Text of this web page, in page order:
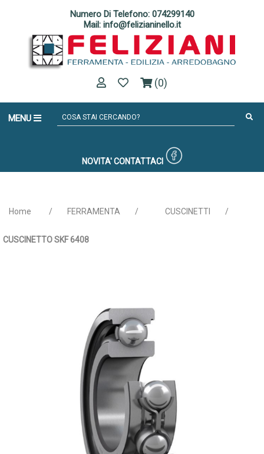
Numero Di Telefono: 074299140
Mail: info@felizianinello.it
(0)
MENU
NOVITA' CONTATTACI
Home / FERRAMENTA / CUSCINETTI /
CUSCINETTO SKF 6408